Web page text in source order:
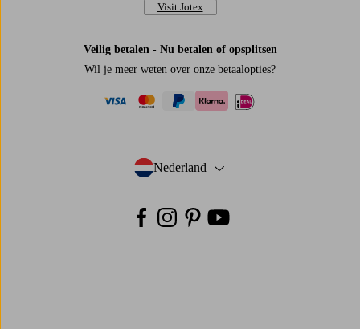
Visit Jotex
Veilig betalen - Nu betalen of opsplitsen
Wil je meer weten over onze betaalopties?
Nederland
- Selecteer land